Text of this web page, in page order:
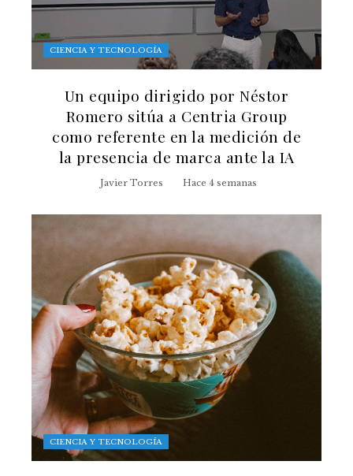
CIENCIA Y TECNOLOGÍA
Un equipo dirigido por Néstor
Romero sitúa a Centria Group
como referente en la medición de
la presencia de marca ante la IA
Javier Torres Hace 4 semanas
CIENCIA Y TECNOLOGÍA